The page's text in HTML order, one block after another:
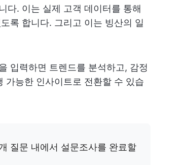
다. 이는 실제 고객 데이터를 통해
록 합니다. 그리고 이는 빙산의 일
입력하면 트렌드를 분석하고, 감정
가능한 인사이트로 전환할 수 있습
질문 내에서 설문조사를 완료할